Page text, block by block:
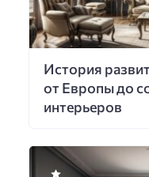
История
от Европы до
интерьеров